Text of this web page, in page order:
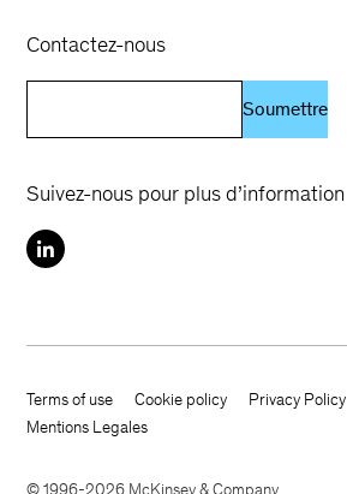
Contactez-nous
Soumettre
Suivez-nous pour plus d’information
Footer terms
Terms of use Cookie policy
Privacy Policy
Mentions Legales
© 1996-2026 McKinsey & Company